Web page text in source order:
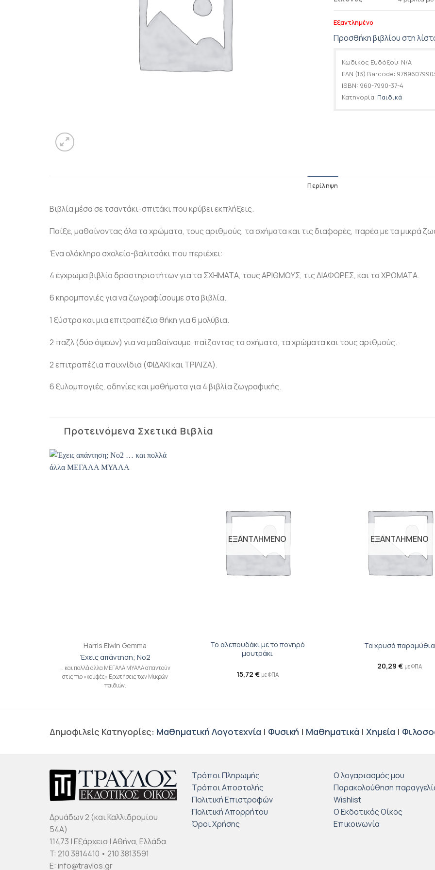
Εξαντλημένο
Προσθήκη βιβλίου στη
Κωδικός Ευδόξου: N/A
EAN (13) Barcode:
ISBN: 960-7990-37-4
Κατηγορία: Παιδικά
Περίληψη
Βιβλία μέσα σε τσαντάκι-σπιτάκι που κρύβει εκπλήξεις.
Παίξε, μαθαίνοντας όλα τα χρώματα, τους αριθμούς, τα σχήματα και τις διαφορές, παρέα με τα μικρά
Ένα ολόκληρο σχολείο-βαλιτσάκι που περιέχει:
4 έγχρωμα βιβλία δραστηριοτήτων για τα ΣXHMATA, τους APIΘMOYΣ, τις ΔIAΦOPEΣ, και τα XPΩMATA.
6 κηρομπογιές για να ζωγραφίσουμε στα βιβλία.
1 ξύστρα και μια επιτραπέζια θήκη για 6 μολύβια.
2 παζλ (δύο όψεων) για να μαθαίνουμε, παίζοντας τα σχήματα, τα χρώματα και τους αριθμούς.
2 επιτραπέζια παιχνίδια (ΦIΔAKI και TPIΛIZA).
6 ξυλομπογιές, οδηγίες και μαθήματα για 4 βιβλία ζωγραφικής.
Προτεινόμενα Σχετικά Βιβλία
Harris Elwin Gemma
Έχεις απάντηση; No2
… και πολλά άλλα ΜΕΓΑΛΑ ΜΥΑΛΑ απαντούν
στις πιο «κουφές» Ερωτήσεις των Μικρών
παιδιών.
ΕΞΑΝΤΛΗΜΕΝΟ
Το αλεπουδάκι με το πονηρό
μουτράκι
15,72 € με ΦΠΑ
ΕΞΑΝΤΛΗΜΕΝΟ
Τα χρυσά παραμύθια
20,29 € με ΦΠΑ
Δημοφιλείς Κατηγορίες: Μαθηματική Λογοτεχνία | Φυσική | Μαθηματικά | Χημεία |
Δρυάδων 2 (και Καλλιδρομίου
54Α)
11473 | Εξάρχεια | Αθήνα, Ελλάδα
T: 210 3814410 • 210 3813591
E: info@travlos.gr
Τρόποι Πληρωμής
Τρόποι Αποστολής
Πολιτική Επιστροφών
Πολιτική Απορρήτου
Όροι Χρήσης
Ο λογαριασμός μου
Παρακολούθηση
Wishlist
Ο Εκδοτικός Οίκος
Επικοινωνία